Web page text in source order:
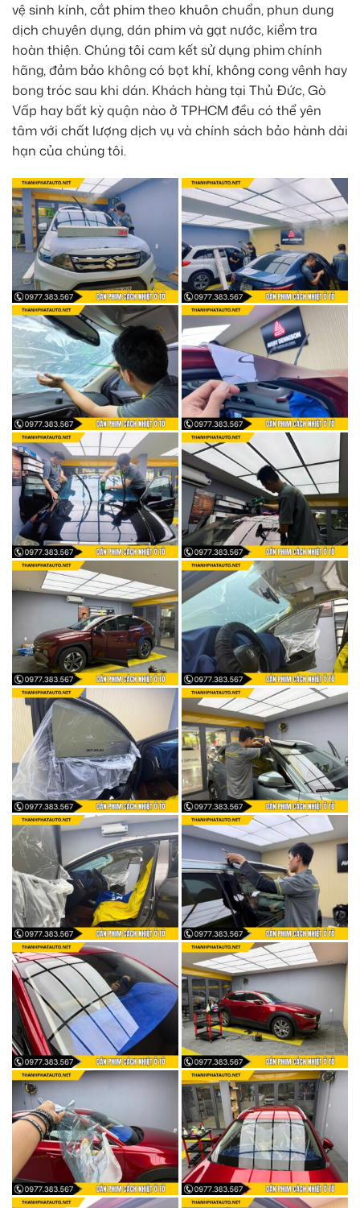
vệ sinh kính, cắt phim theo khuôn chuẩn, phun dung
dịch chuyên dụng, dán phim và gạt nước, kiểm tra
hoàn thiện. Chúng tôi cam kết sử dụng phim chính
hãng, đảm bảo không có bọt khí, không cong vênh hay
bong tróc sau khi dán. Khách hàng tại Thủ Đức, Gò
Vấp hay bất kỳ quận nào ở TPHCM đều có thể yên
tâm với chất lượng dịch vụ và chính sách bảo hành dài
hạn của chúng tôi.